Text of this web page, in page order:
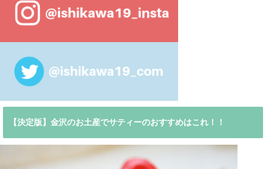
【決定版】金沢のお土産でサティーのおすすめはこれ！！